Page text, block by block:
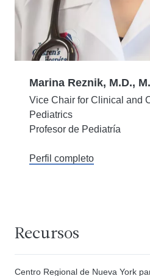
Marina Reznik, M.D.,
Vice Chair for Clinical and
Pediatrics
Profesor de Pediatría
Perfil completo
Recursos
Centro Regional de Nueva York